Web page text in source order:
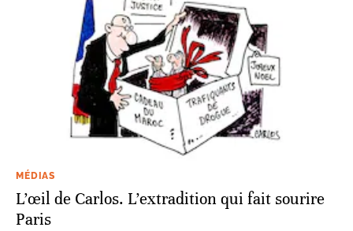
MÉDIAS
L’œil de Carlos. L’extradition qui fait sourire
Paris